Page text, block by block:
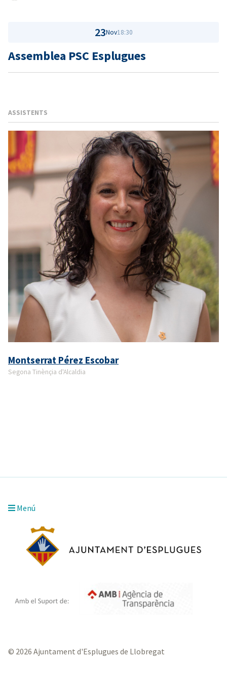
23Nov18:30
Assemblea PSC Esplugues
ASSISTENTS
Montserrat Pérez Escobar
Segona Tinènçia d'Alcaldia
Menú
© 2026 Ajuntament d'Esplugues de Llobregat